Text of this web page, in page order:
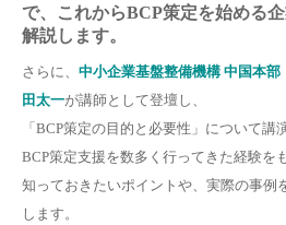
で、これからBCP策定を始める
解説します。
さらに、 中小企業基盤整備機構 中国本部
田太一が講師として登壇し、
「BCP策定の目的と必要性」について講
BCP策定支援を数多く行ってきた経験を
知っておきたいポイントや、実際の事例
します。